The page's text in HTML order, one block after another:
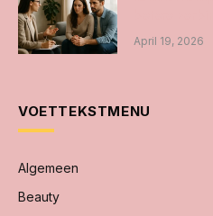
April 19, 2026
VOETTEKSTMENU
Algemeen
Beauty